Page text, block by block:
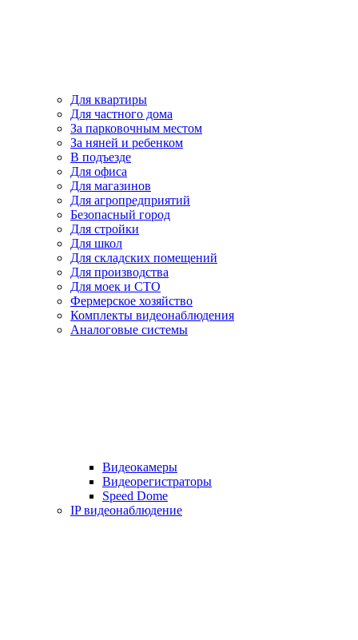
Для квартиры
Для частного дома
За парковочным местом
За няней и ребенком
В подъезде
Для офиса
Для магазинов
Для агропредприятий
Безопасный город
Для стройки
Для школ
Для складских помещений
Для производства
Для моек и СТО
Фермерское хозяйство
Комплекты видеонаблюдения
Аналоговые системы
Видеокамеры
Видеорегистраторы
Speed Dome
IP видеонаблюдение